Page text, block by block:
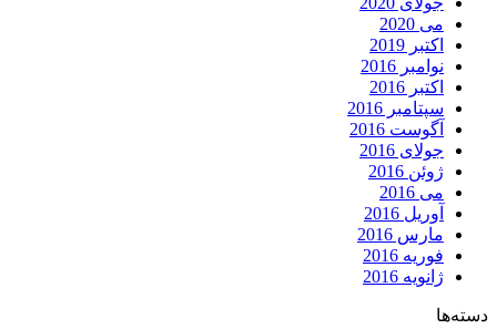
می 2020
اکتبر 2019
نوامبر 2016
اکتبر 2016
سپتامبر 2016
آگوست 2016
جولای 2016
ژوئن 2016
می 2016
آوریل 2016
مارس 2016
فوریه 2016
ژانویه 2016
دسته‌ها